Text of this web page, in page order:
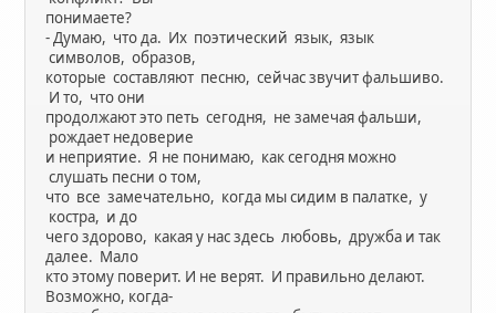
понимаете?
- Думаю, что да. Их поэтический язык, язык
символов, образов,
которые составляют песню, сейчас звучит фальшиво.
И то, что они
продолжают это петь сегодня, не замечая фальши,
рождает недоверие
и неприятие. Я не понимаю, как сегодня можно
слушать песни о том,
что все замечательно, когда мы сидим в палатке, у
костра, и до
чего здорово, какая у нас здесь любовь, дружба и так
далее. Мало
кто этому поверит. И не верят. И правильно делают.
Возможно, когда-